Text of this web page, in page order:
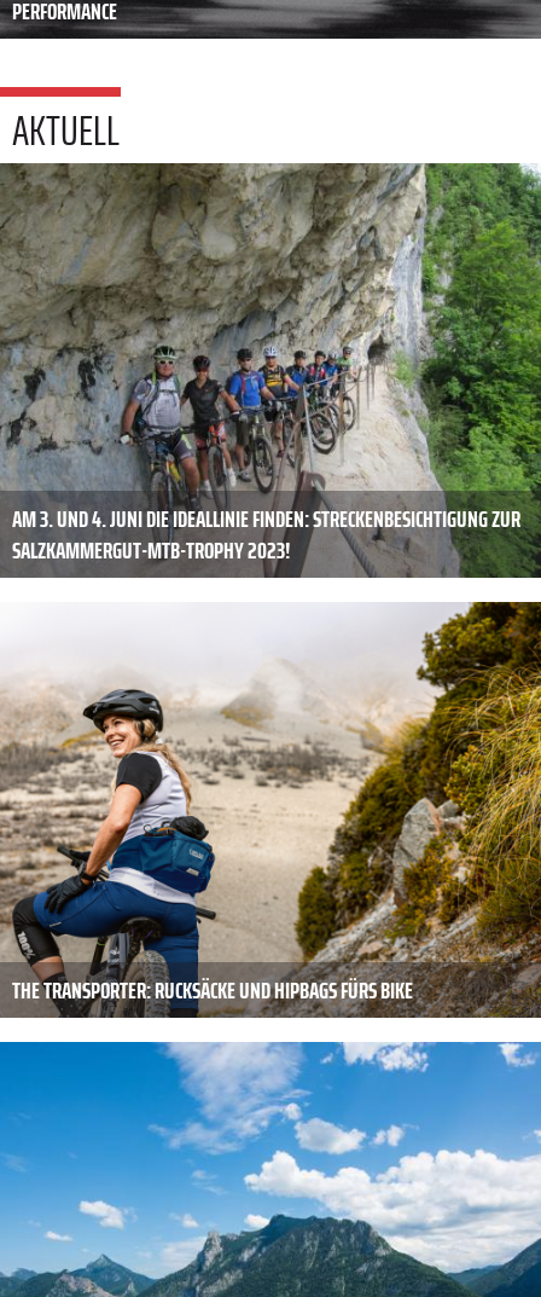
PERFORMANCE
AKTUELL
AM 3. UND 4. JUNI DIE IDEALLINIE FINDEN: STRECKENBESICHTIGUNG ZUR
SALZKAMMERGUT-MTB-TROPHY 2023!
THE TRANSPORTER: RUCKSÄCKE UND HIPBAGS FÜRS BIKE